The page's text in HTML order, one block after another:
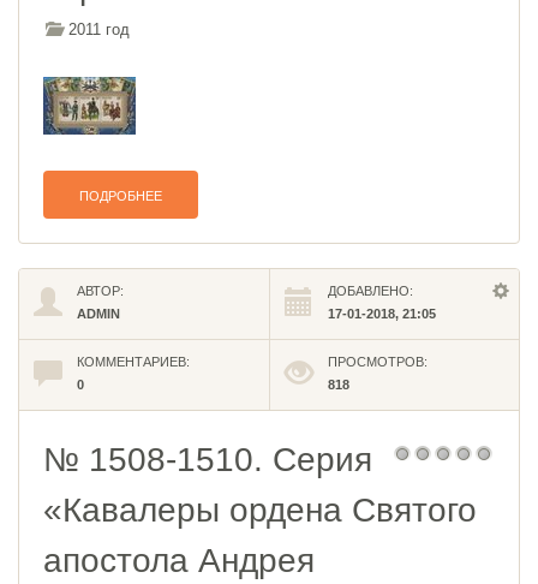
2011 год
ПОДРОБНЕЕ
АВТОР:
ADMIN
ДОБАВЛЕНО:
17-01-2018, 21:05
КОММЕНТАРИЕВ:
0
ПРОСМОТРОВ:
818
№ 1508-1510. Серия
«Кавалеры ордена Святого
апостола Андрея